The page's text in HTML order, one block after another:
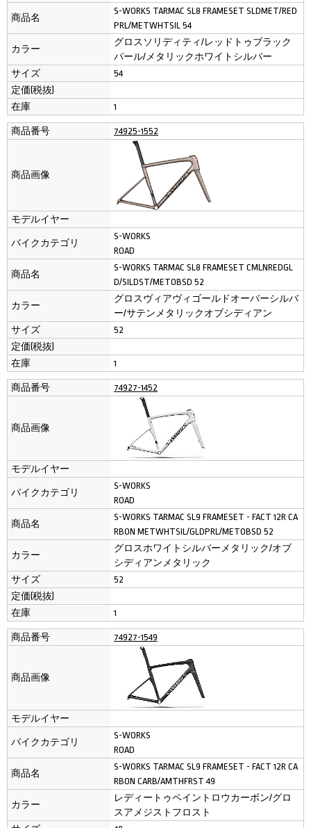
商品名
S-WORKS TARMAC SL8 FRAMESET SLDMET/RED
PRL/METWHTSIL 54
カラー
グロスソリディティ/レッドトゥブラック
パール/メタリックホワイトシルバー
サイズ
54
定価(税抜)
在庫
1
商品番号 74925-1552
商品画像
モデルイヤー
バイクカテゴリ
S-WORKS
ROAD
商品名
S-WORKS TARMAC SL8 FRAMESET CMLNREDGL
D/SILDST/METOBSD 52
カラー
グロスヴィアヴィゴールドオーバーシルバ
ー/サテンメタリックオブシディアン
サイズ
52
定価(税抜)
在庫
1
商品番号 74927-1452
商品画像
モデルイヤー
バイクカテゴリ
S-WORKS
ROAD
商品名
S-WORKS TARMAC SL9 FRAMESET - FACT 12R CA
RBON METWHTSIL/GLDPRL/METOBSD 52
カラー
グロスホワイトシルバーメタリック/オブ
シディアンメタリック
サイズ
52
定価(税抜)
在庫
1
商品番号 74927-1549
商品画像
モデルイヤー
バイクカテゴリ
S-WORKS
ROAD
商品名
S-WORKS TARMAC SL9 FRAMESET - FACT 12R CA
RBON CARB/AMTHFRST 49
カラー
レディートゥペイントロウカーボン/グロ
スアメジストフロスト